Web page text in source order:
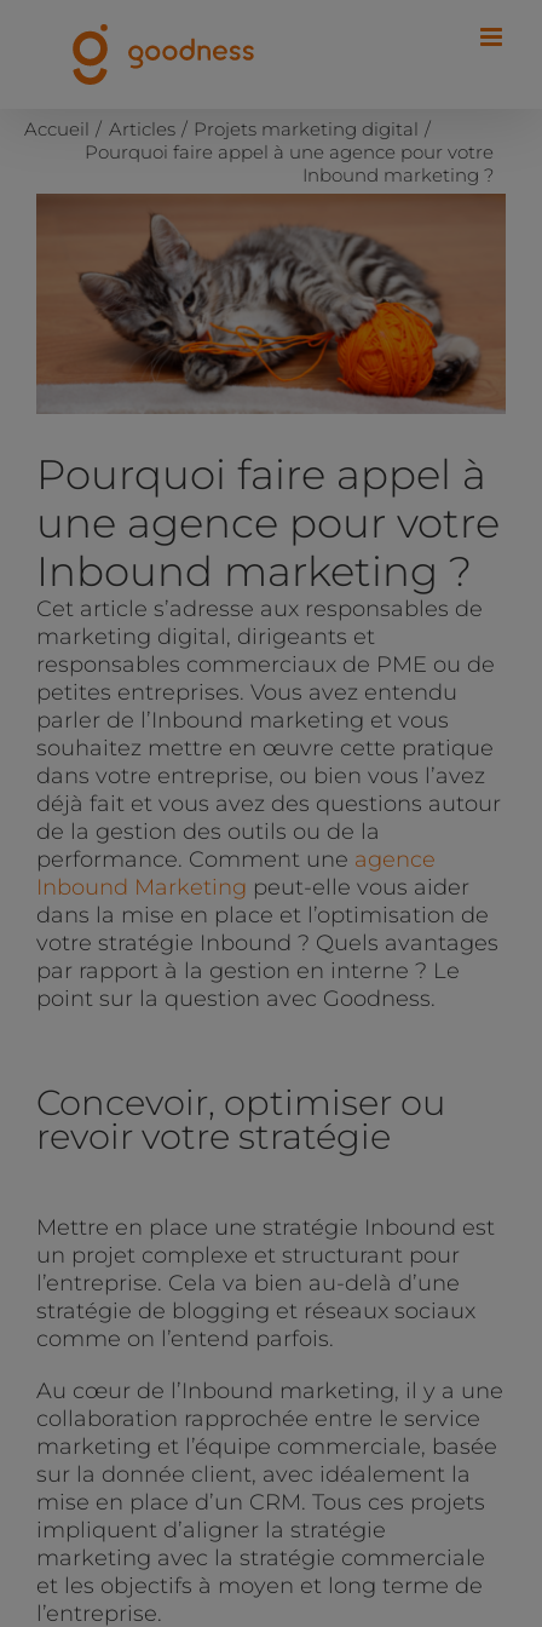
contenu
Accueil Articles
Projets marketing digital
Pourquoi faire appel à une agence pour votre
Inbound marketing ?
agrandie
Pourquoi faire appel à
une agence pour votre
Inbound marketing ?
Cet article s’adresse aux responsables de
marketing digital, dirigeants et
responsables commerciaux de PME ou de
petites entreprises. Vous avez entendu
parler de l’Inbound marketing et vous
souhaitez mettre en œuvre cette pratique
dans votre entreprise, ou bien vous l’avez
déjà fait et vous avez des questions autour
de la gestion des outils ou de la
performance. Comment une agence
Inbound Marketing peut-elle vous aider
dans la mise en place et l’optimisation de
votre stratégie Inbound ? Quels avantages
par rapport à la gestion en interne ? Le
point sur la question avec Goodness.
Concevoir, optimiser ou
revoir votre stratégie
Mettre en place une stratégie Inbound est
un projet complexe et structurant pour
l’entreprise. Cela va bien au-delà d’une
stratégie de blogging et réseaux sociaux
comme on l’entend parfois.
Au cœur de l’Inbound marketing, il y a une
collaboration rapprochée entre le service
marketing et l’équipe commerciale, basée
sur la donnée client, avec idéalement la
mise en place d’un CRM. Tous ces projets
impliquent d’aligner la stratégie
marketing avec la stratégie commerciale
et les objectifs à moyen et long terme de
l’entreprise.